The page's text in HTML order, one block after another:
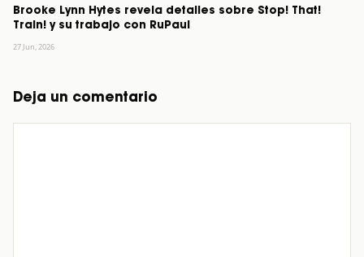
Brooke Lynn Hytes revela detalles sobre Stop! That!
Train! y su trabajo con RuPaul
27 Jun, 2026
Deja un comentario